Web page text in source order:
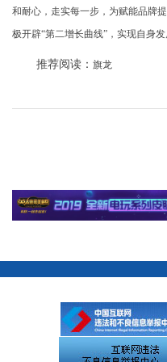
和耐心，走实每一步，为赋能品牌
极开辟“第二增长曲线”，实现自身
推荐阅读： 旗龙